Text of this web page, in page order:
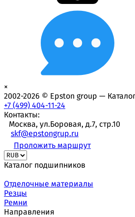
×
2002-2026 © Epston group —
+7 (499) 404-11-24
Контакты:
Москва, ул.Боровая, д.7, стр.10
skf@epstongrup.ru
Проложить маршрут
Каталог подшипников
Отделочные материалы
Резцы
Ремни
Направления